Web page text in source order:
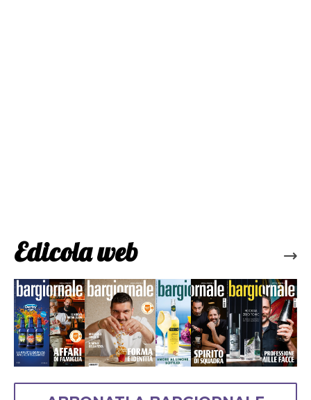
Edicola web